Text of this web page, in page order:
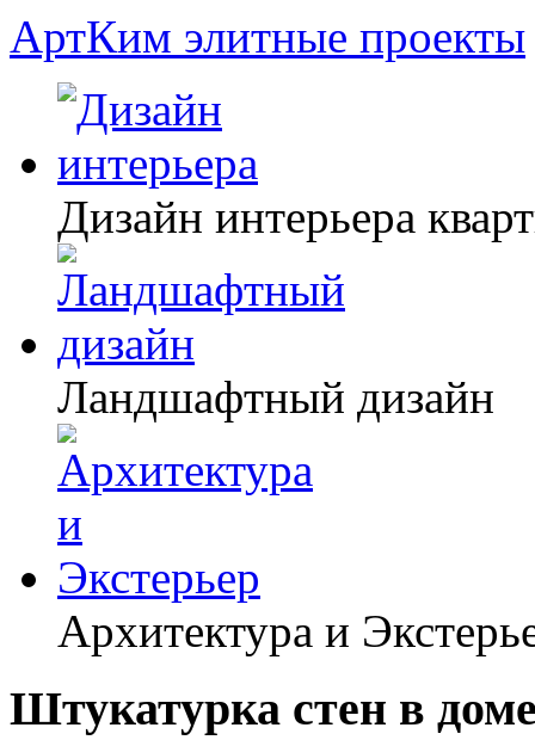
АртКим элитные проекты
Дизайн интерьера
Ландшафтный дизайн
Архитектура и
Штукатурка стен в